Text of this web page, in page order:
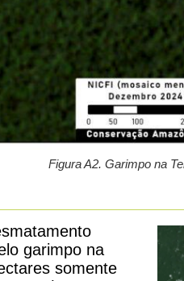
Figura A2. Garimpo na
garimpo na
somente